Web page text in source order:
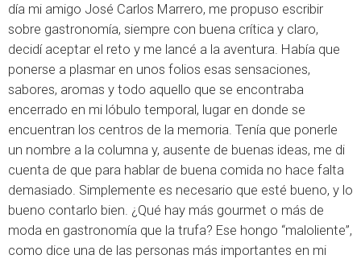
día mi amigo José Carlos Marrero, me propuso escribir
sobre gastronomía, siempre con buena crítica y claro,
decidí aceptar el reto y me lancé a la aventura. Había que
ponerse a plasmar en unos folios esas sensaciones,
sabores, aromas y todo aquello que se encontraba
encerrado en mi lóbulo temporal, lugar en donde se
encuentran los centros de la memoria. Tenía que ponerle
un nombre a la columna y, ausente de buenas ideas, me di
cuenta de que para hablar de buena comida no hace falta
demasiado. Simplemente es necesario que esté bueno, y lo
bueno contarlo bien. ¿Qué hay más gourmet o más de
moda en gastronomía que la trufa? Ese hongo “maloliente”,
como dice una de las personas más importantes en mi